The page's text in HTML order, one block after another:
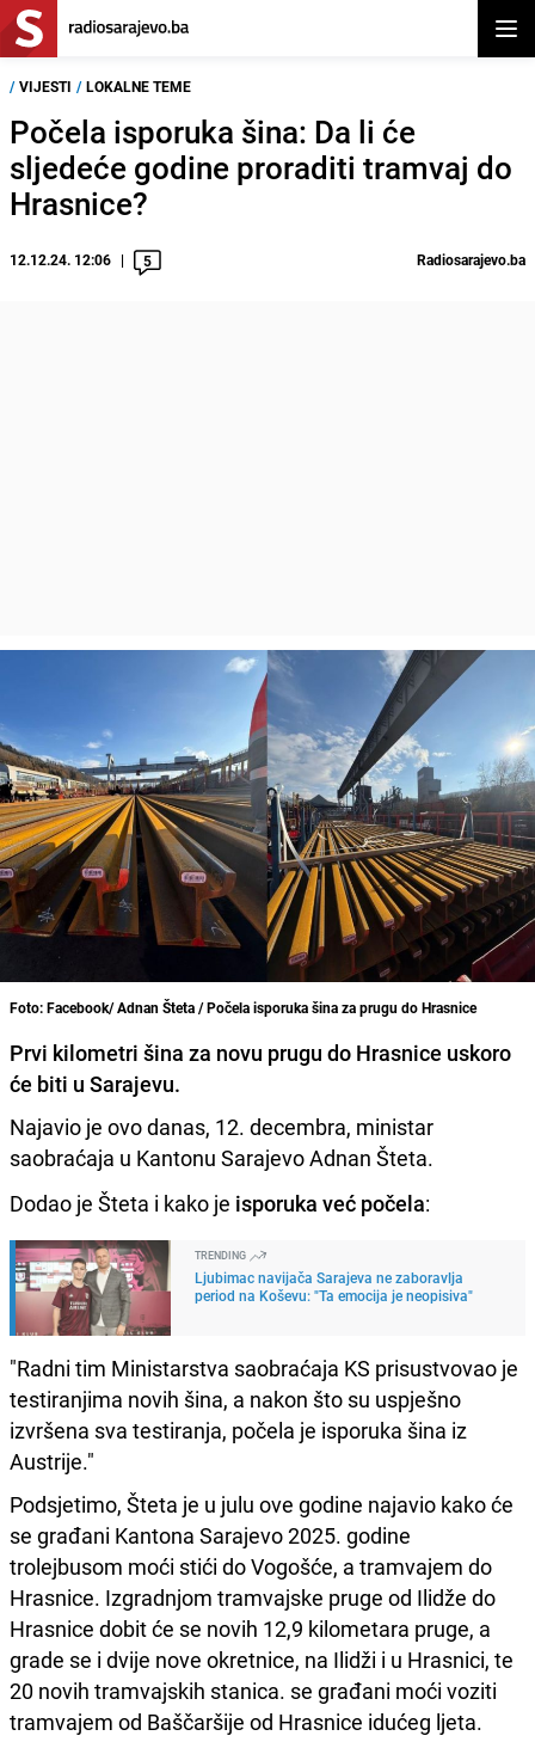
/ VIJESTI / LOKALNE TEME
Počela isporuka šina: Da li će
sljedeće godine proraditi tramvaj do
Hrasnice?
12.12.24. 12:06 5 Radiosarajevo.ba
Foto: Facebook/ Adnan Šteta / Počela isporuka šina za prugu do Hrasnice
Prvi kilometri šina za novu prugu do Hrasnice uskoro
će biti u Sarajevu.
Najavio je ovo danas, 12. decembra, ministar
saobraćaja u Kantonu Sarajevo Adnan Šteta.
Dodao je Šteta i kako je isporuka već počela:
TRENDING
Ljubimac navijača Sarajeva ne zaboravlja
period na Koševu: "Ta emocija je neopisiva"
"Radni tim Ministarstva saobraćaja KS prisustvovao je
testiranjima novih šina, a nakon što su uspješno
izvršena sva testiranja, počela je isporuka šina iz
Austrije."
Podsjetimo, Šteta je u julu ove godine najavio kako će
se građani Kantona Sarajevo 2025. godine
trolejbusom moći stići do Vogošće, a tramvajem do
Hrasnice. Izgradnjom tramvajske pruge od Ilidže do
Hrasnice dobit će se novih 12,9 kilometara pruge, a
grade se i dvije nove okretnice, na Ilidži i u Hrasnici, te
20 novih tramvajskih stanica. se građani moći voziti
tramvajem od Baščaršije od Hrasnice idućeg ljeta.